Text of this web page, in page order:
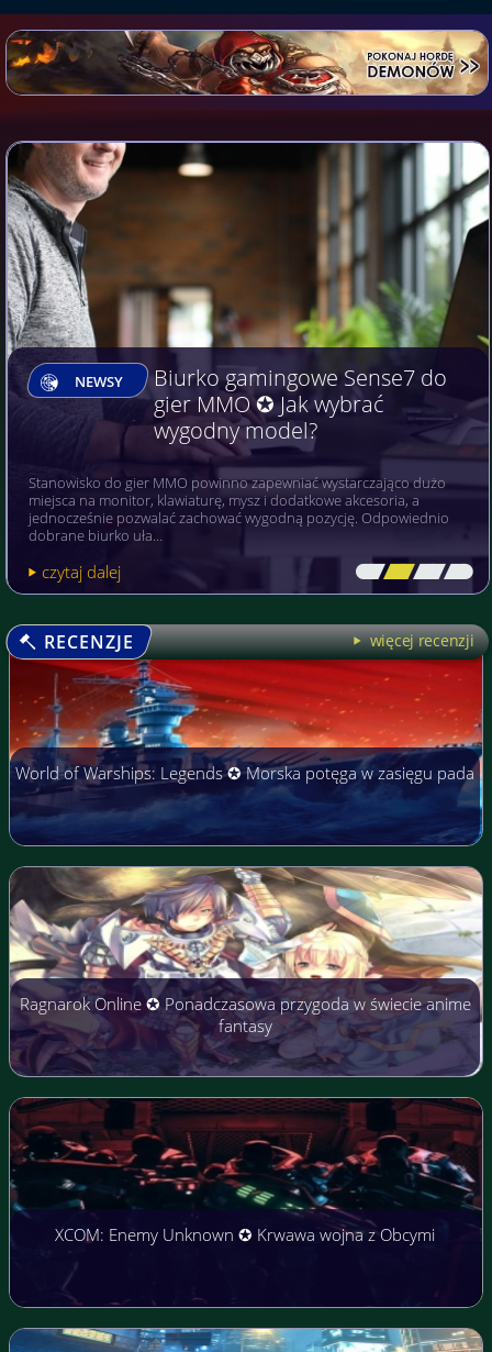
NEWSY
Biurko gamingowe Sense7 do
gier MMO ✪ Jak wybrać
wygodny model?
Stanowisko do gier MMO powinno zapewniać wystarczająco dużo
miejsca na monitor, klawiaturę, mysz i dodatkowe akcesoria, a
jednocześnie pozwalać zachować wygodną pozycję. Odpowiednio
dobrane biurko uła…
czytaj dalej [\ \\ \\ \]
RECENZJE więcej recenzji
World of Warships: Legends ✪ Morska potęga w zasięgu pada
Ragnarok Online ✪ Ponadczasowa przygoda w świecie anime
fantasy
XCOM: Enemy Unknown ✪ Krwawa wojna z Obcymi